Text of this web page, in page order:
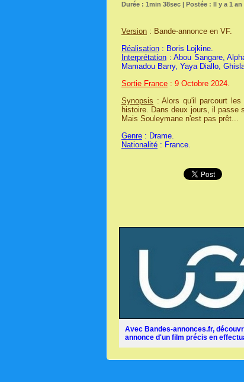
Durée : 1min 38sec | Postée : Il y a 1 an
Version : Bande-annonce en VF.
Réalisation : Boris Lojkine.
Interprétation : Abou Sangare,
Mamadou Barry, Yaya Diallo,
Sortie France : 9 Octobre 2024.
Synopsis : Alors qu'il parcourt
histoire. Dans deux jours, il passe
Mais Souleymane n'est pas prêt...
Genre : Drame.
Nationalité : France.
Avec Bandes-annonces.fr,
annonce d'un film précis en